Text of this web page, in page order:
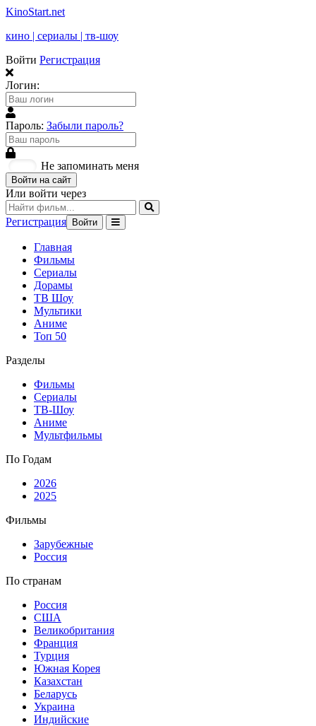
KinoStart.net
кино | сериалы | тв-шоу
Войти Регистрация
Логин:
Пароль: Забыли пароль?
Не запоминать меня
Войти на сайт
Или войти через
Регистрация Войти
Главная
Фильмы
Сериалы
Дорамы
ТВ Шоу
Мультики
Аниме
Топ 50
Разделы
Фильмы
Сериалы
ТВ-Шоу
Аниме
Мультфильмы
По Годам
2026
2025
Фильмы
Зарубежные
Россия
По странам
Россия
США
Великобритания
Франция
Турция
Южная Корея
Казахстан
Беларусь
Украина
Индийские